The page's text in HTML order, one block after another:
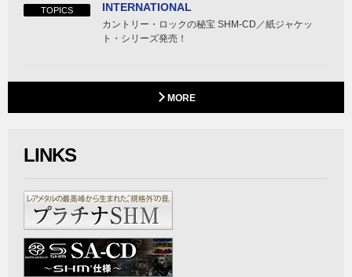
TOPICS
INTERNATIONAL
カントリー・ロックの秘宝 SHM-CD／紙ジャケッ
ト・シリーズ発売！
MORE
LINKS